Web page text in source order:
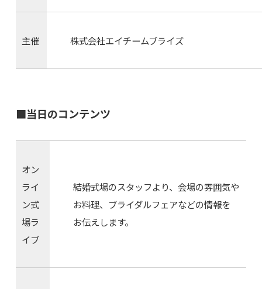
主催 株式会社エイチームブライズ
■当日のコンテンツ
オン
ライ
ン式
場ラ
イブ
結婚式場のスタッフより、会場の雰囲気や
お料理、ブライダルフェアなどの情報を
お伝えします。